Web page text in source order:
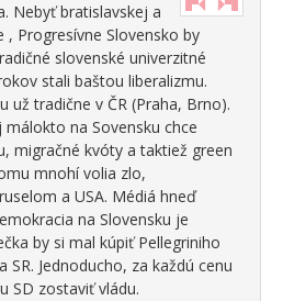
Nebyť bratislavskej a
, Progresívne Slovensko by
slovenské univerzitné
stali baštou liberalizmu.
už tradične v ČR (Praha, Brno).
málokto na Sovensku chce
migračné kvóty a taktiež green
mnohí volia zlo,
a USA. Médiá hneď
na Slovensku je
by si mal kúpiť Pellegriniho
Jednoducho, za každú cenu
SD zostaviť vládu.